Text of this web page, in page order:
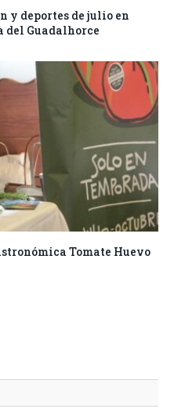
y deportes de julio en
Guadalhorce
Tomate Huevo